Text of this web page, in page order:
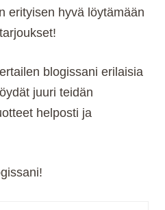
erityisen hyvä löytämään
blogissani erilaisia
juuri teidän
helposti ja